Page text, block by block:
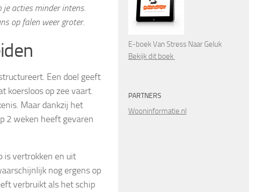
je acties minder intens.
op falen weer groter.
Een doel geeft
koersloos op zee vaart.
Maar dankzij het
2 weken heeft gevaren
is vertrokken en uit
nog ergens op
verbruikt als het schip
E-boek Van Stress Naar Geluk
Bekijk dit boek
PARTNERS
Wooninformatie.nl